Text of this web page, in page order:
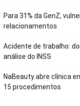
Para 31% da GenZ,
relacionamentos
Acidente de trabalho:
análise do INSS
NaBeauty abre clínica
15 procedimentos